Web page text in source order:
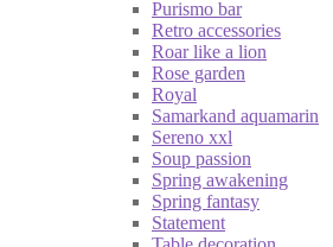
Purismo bar
Retro accessories
Roar like a lion
Rose garden
Royal
Samarkand aquamarin
Sereno xxl
Soup passion
Spring awakening
Spring fantasy
Statement